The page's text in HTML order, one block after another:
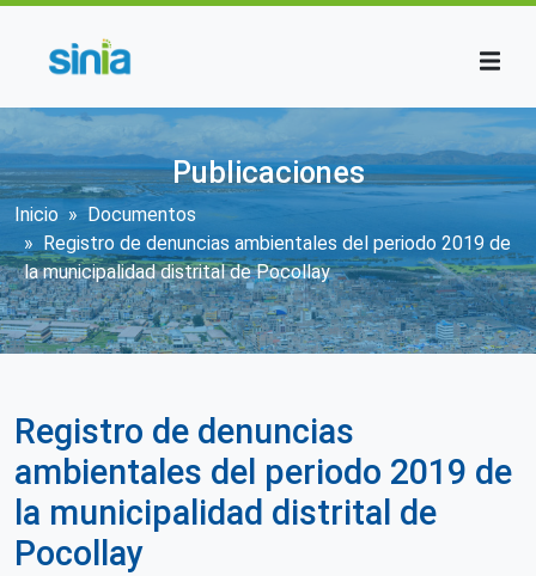
Publicaciones
Sobrescribir enlaces de ayuda a la
Inicio
Documentos
Registro de denuncias ambientales del periodo 2019 de
la municipalidad distrital de Pocollay
Registro de denuncias
ambientales del periodo 2019 de
la municipalidad distrital de
Pocollay